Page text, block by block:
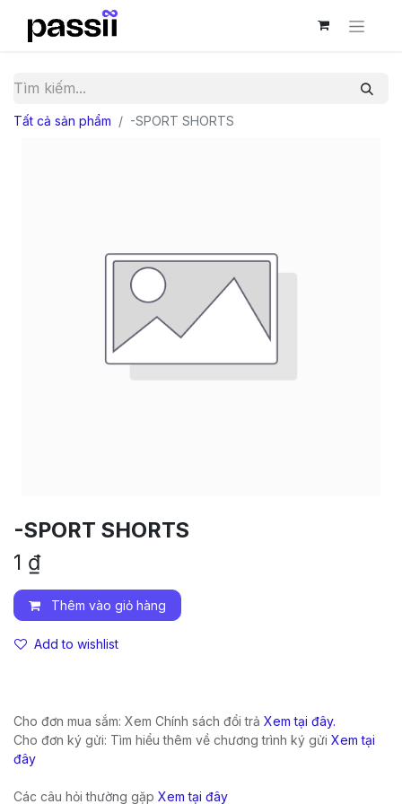
Tất cả sản phẩm -SPORT SHORTS
-SPORT SHORTS
1 ₫
Thêm vào giỏ hàng
Add to wishlist
Cho đơn mua sắm: Xem Chính sách đổi trả Xem tại đây.
Cho đơn ký gửi: Tìm hiểu thêm về chương trình ký gửi Xem tại
đây
Các câu hỏi thường gặp Xem tại đây